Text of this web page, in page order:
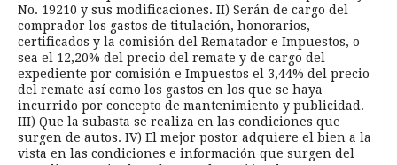
No. 19210 y sus modificaciones. II) Serán de cargo del
comprador los gastos de titulación, honorarios,
certificados y la comisión del Rematador e Impuestos, o
sea el 12,20% del precio del remate y de cargo del
expediente por comisión e Impuestos el 3,44% del precio
del remate así como los gastos en los que se haya
incurrido por concepto de mantenimiento y publicidad.
III) Que la subasta se realiza en las condiciones que
surgen de autos. IV) El mejor postor adquiere el bien a la
vista en las condiciones e información que surgen del